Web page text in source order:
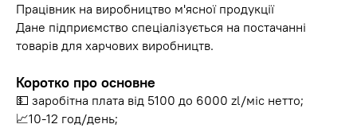
Працівник на виробництво м'ясної продукції
Дане підприємство спеціалізується на постачанні
товарів для харчових виробництв.
Коротко про основне
💵 заробітна плата від 5100 до 6000 zl/міс нетто;
📈10-12 год/день;